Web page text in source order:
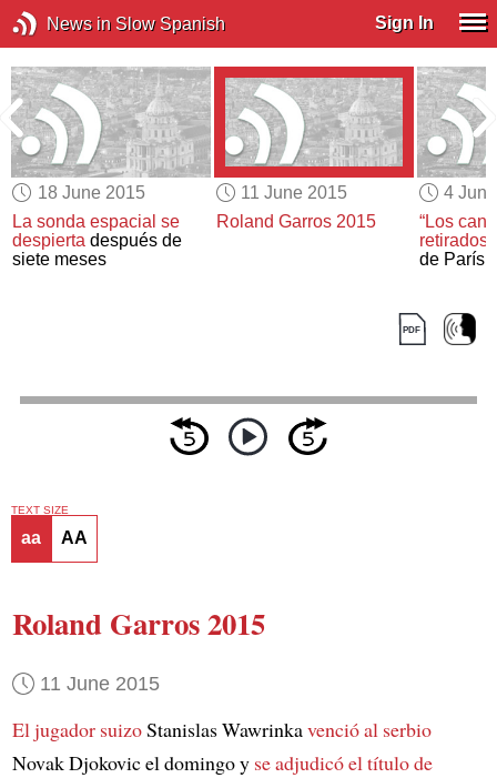
News in Slow Spanish Sign In
18 June 2015
La sonda espacial se
despierta después de
siete meses
11 June 2015
Roland Garros 2015
4
“Los
retirados
de París
TEXT SIZE
aa AA
Roland Garros 2015
11 June 2015
El jugador suizoStanislas Wawrinkavenció al serbio
Novak Djokovic el domingo y se adjudicó el título de